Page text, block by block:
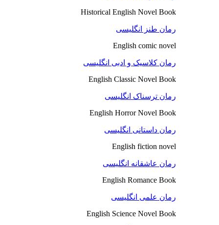
Historical English Novel Book
رمان طنز انگلیسی
English comic novel
رمان کلاسیک و ادبی انگلیسی
English Classic Novel Book
رمان ترسناک انگلیسی
English Horror Novel Book
رمان داستانی انگلیسی
English fiction novel
رمان عاشقانه انگلیسی
English Romance Book
رمان علمی انگلیسی
English Science Novel Book